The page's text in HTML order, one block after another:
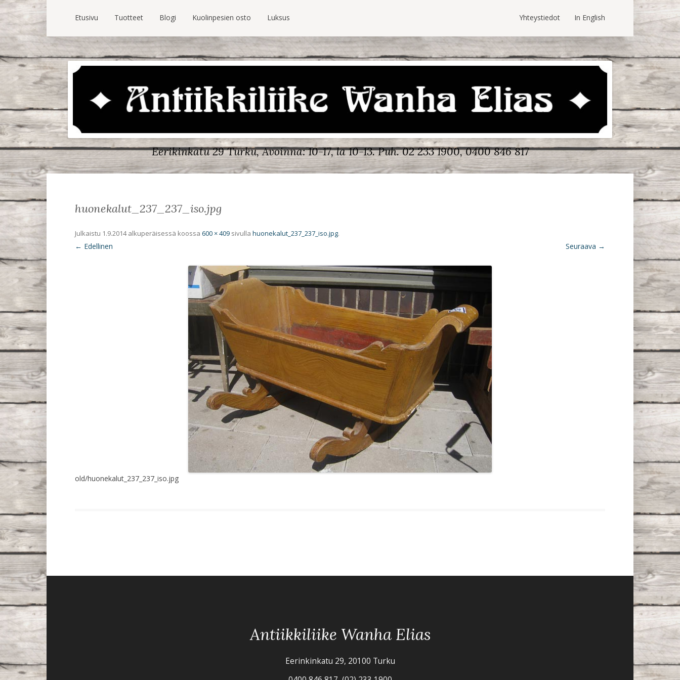
Etusivu Tuotteet Blogi Kuolinpesien osto Luksus In English
Yhteystiedot
Eerikinkatu 29 Turku, Avoinna: 10-17, la 10-13.Puh. 02 233 1900, 0400 846 817
huonekalut_237_237_iso.jpg
Julkaistu 1.9.2014alkuperäisessä koossa 600 × 409 sivulla huonekalut_237_237_iso.jpg.
← Edellinen Seuraava →
old/huonekalut_237_237_iso.jpg
Antiikkiliike Wanha Elias
Eerinkinkatu 29, 20100 Turku